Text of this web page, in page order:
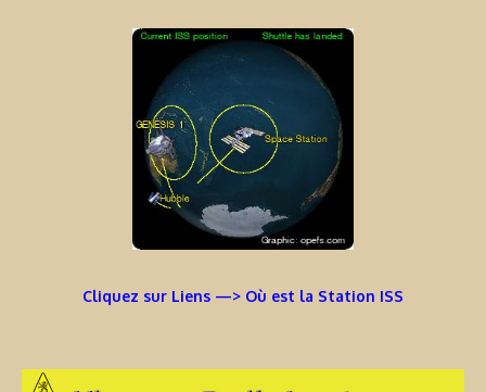
Cliquez sur Liens —> Où est la Station ISS